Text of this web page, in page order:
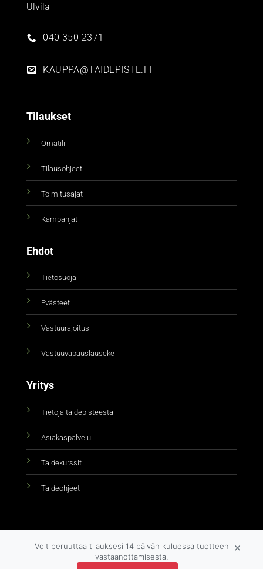
Ulvila
040 350 2371
KAUPPA@TAIDEPISTE.FI
Tilaukset
Omatili
Tilausohjeet
Toimitusajat
Kampanjat
Ehdot
Tietosuoja
Evästeet
Vastuurajoitus
Vastuuvapauslauseke
Yritys
Tietoja taidepisteestä
Asiakaspalvelu
Taidekurssit
Taideohjeet
Voit peruuttaa tilauksesi 14 päivän kuluessa tuotteen
vastaanottamisesta.
×